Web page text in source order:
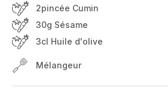
2pincée Cumin
30g Sésame
3cl Huile d'olive
Mélangeur